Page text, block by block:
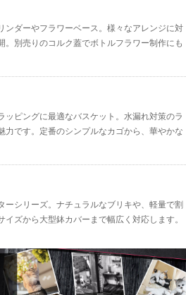
ンダーやフラワーベース。様々なアレンジに対
。別売りのコルク蓋でボトルフラワー制作にも
ッピングに最適なバスケット。水漏れ対策のラ
力です。定番のシンプルなカゴから、華やかな
ーシリーズ。ナチュラルなブリキや、軽量で割
ズから大型鉢カバーまで幅広く対応します。